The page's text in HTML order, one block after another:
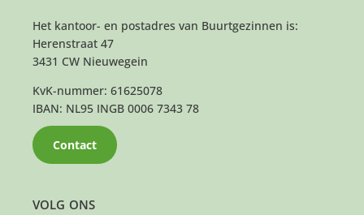
VOLG ONS
Het kantoor- en postadres van Buurtgezinnen is:
Herenstraat 47
3431 CW Nieuwegein
KvK-nummer: 61625078
IBAN: NL95 INGB 0006 7343 78
Contact